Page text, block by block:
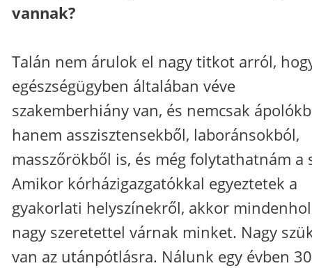
vannak?
Talán nem árulok el nagy titkot arról,
egészségügyben általában véve
szakemberhiány van, és nemcsak
hanem asszisztensekből, laboránsokból,
masszőrökből is, és még folytathatnám a
Amikor kórházigazgatókkal egyeztetek a
gyakorlati helyszínekről, akkor mindenhol
nagy szeretettel várnak minket. Nagy
van az utánpótlásra. Nálunk egy évben